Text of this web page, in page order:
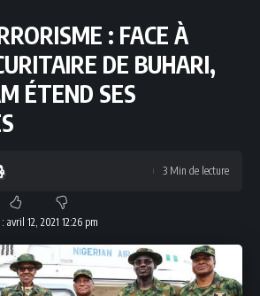
: FACE À
DE BUHARI,
ÉTEND SES
avril 12, 2021 12:26 pm
3 Min de lecture